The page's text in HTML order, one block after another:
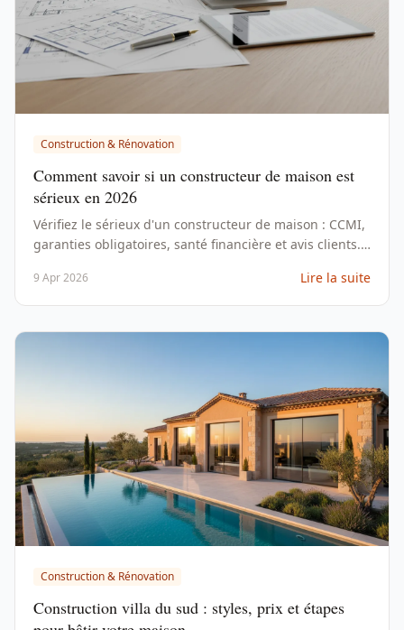
Construction & Rénovation
Comment savoir si un constructeur de maison est
sérieux en 2026
Vérifiez le sérieux d'un constructeur de maison : CCMI,
garanties obligatoires, santé financière et avis clients.
9 Apr 2026 Lire la suite
Construction & Rénovation
Construction villa du sud : styles, prix et étapes